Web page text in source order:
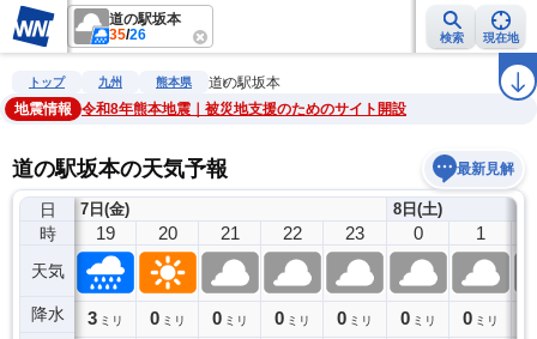
道の駅坂本
35/26 検索 現在地
雨雲レーダー 台風情報 地震情報 ラ
トップ 九州 熊本県
道の駅坂本
地震情報
令和8年熊本地震｜被災地支援のためのサイト開設
道の駅坂本の天気予報 最新見解
日
時
天気
降水
7日(金)
18
4ミリ
19
3 ミリ
20
0 ミリ
21
0 ミリ
22
0 ミリ
23
0 ミリ
8日(土)
0
0 ミリ
1
0 ミリ